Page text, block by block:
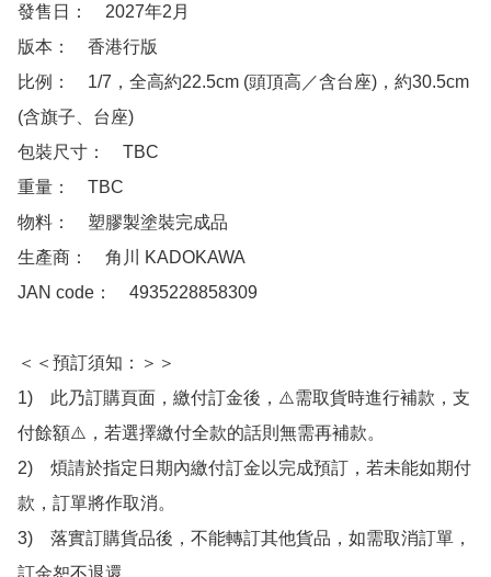
發售日：　2027年2月
版本：　香港行版
比例：　1/7，全高約22.5cm (頭頂高／含台座)，約30.5cm
(含旗子、台座)
包裝尺寸：　TBC
重量：　TBC
物料：　塑膠製塗裝完成品
生產商：　角川 KADOKAWA
JAN code：　4935228858309
＜＜預訂須知：＞＞
1)　此乃訂購頁面，繳付訂金後，⚠️需取貨時進行補款，支
付餘額⚠️，若選擇繳付全款的話則無需再補款。
2)　煩請於指定日期內繳付訂金以完成預訂，若未能如期付
款，訂單將作取消。
3)　落實訂購貨品後，不能轉訂其他貨品，如需取消訂單，
訂金恕不退還。